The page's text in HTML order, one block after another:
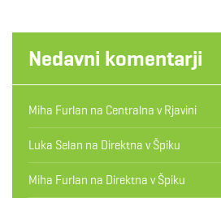
Nedavni komentarji
Miha Furlan na Centralna v Rjavini
Luka Selan na Direktna v Špiku
Miha Furlan na Direktna v Špiku